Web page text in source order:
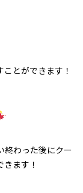
とができます！
終わった後にクー
ます！